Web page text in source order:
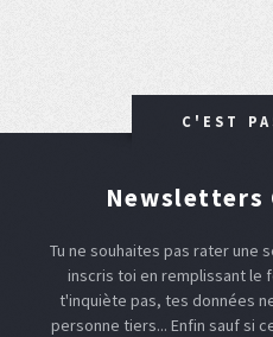
C'EST
Newsletters
Tu ne souhaites pas rater une
inscris toi en remplissant le
t'inquiète pas, tes données
personne tiers... Enfin sauf si